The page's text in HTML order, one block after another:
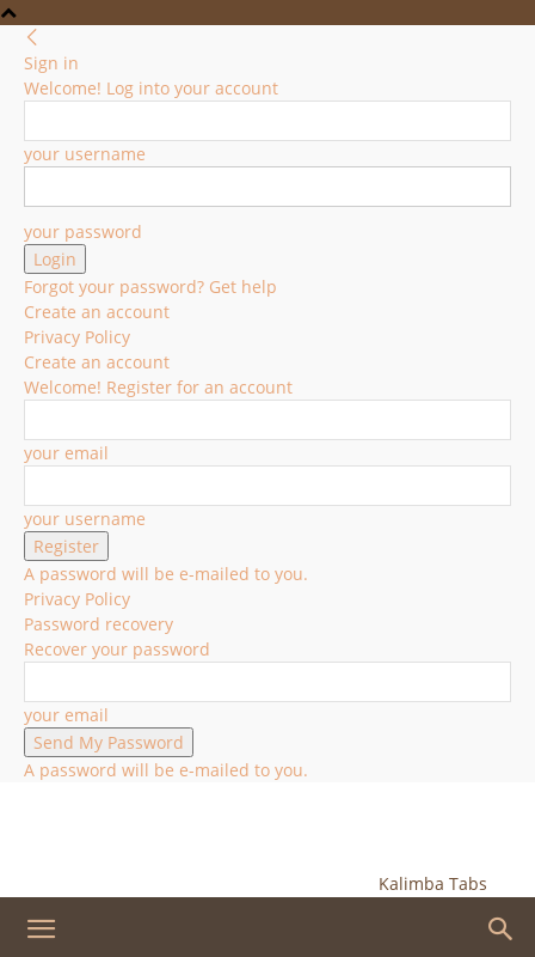
Sign in
Welcome! Log into your account
your username
your password
Forgot your password? Get help
Create an account
Privacy Policy
Create an account
Welcome! Register for an account
your email
your username
A password will be e-mailed to you.
Privacy Policy
Password recovery
Recover your password
your email
A password will be e-mailed to you.
Kalimba Tabs